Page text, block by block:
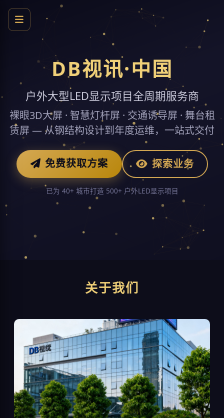
DB视讯·中国
户外大型LED显示项目全周期服务商
裸眼3D大屏 · 智慧灯杆屏 · 交通诱导屏 · 舞台租
赁屏 — 从钢结构设计到年度运维，一站式交付
免费获取方案 探索业务
已为 40+ 城市打造 500+ 户外LED显示项目
关于我们